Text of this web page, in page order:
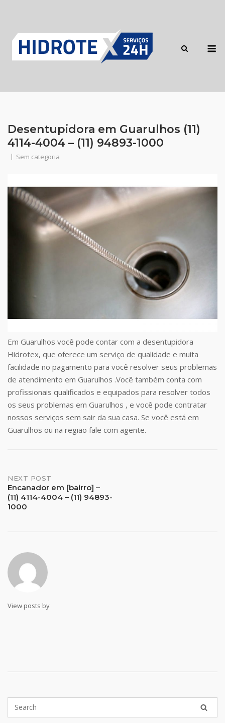
content
Desentupidora em Guarulhos (11)
4114-4004 – (11) 94893-1000
Sem categoria
Em Guarulhos você pode contar com a desentupidora
Hidrotex, que oferece um serviço de qualidade e muita
facilidade no pagamento para você resolver seus problemas
de atendimento em Guarulhos .Você também conta com
profissionais qualificados e equipados para resolver todos
os seus problemas em Guarulhos , e você pode contratar
nossos serviços sem sair da sua casa. Se você está em
Guarulhos ou na região fale com agente.
Post
navigation
NEXT POST
Encanador em [bairro] –
(11) 4114-4004 – (11) 94893-
1000
View posts by